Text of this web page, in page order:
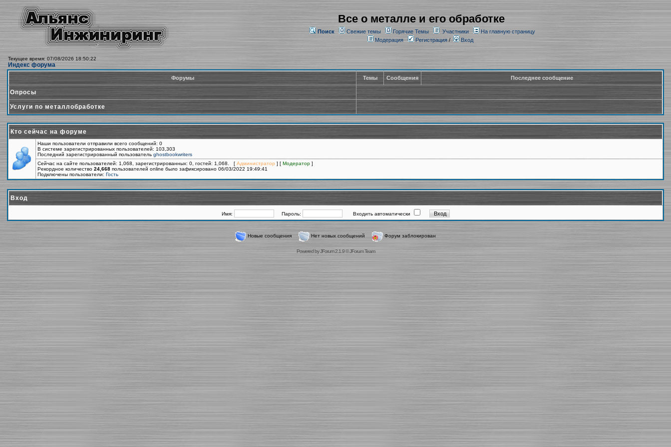
Все о металле и его обработке
Поиск Свежие темы Горячие Темы Участники
На главную страницу
Модерация
Регистрация/ Вход
Текущее время: 07/08/2026 18:50:22
Индекс форума
Форумы Темы Сообщения Последнее сообщение
Опросы
Услуги по металлобработке
Кто сейчас на форуме
Наши пользователи отправили всего сообщений: 0
В системе зарегистрированных пользователей: 103,303
Последний зарегистрированный пользователь ghostbookwriters
Сейчас на сайте пользователей: 1,068, зарегистрированных: 0, гостей: 1,068. [ Администратор ] [ Модератор ]
Рекордное количество 24,668 пользователей online было зафиксировано 06/03/2022 19:49:41
Подключены пользователи: Гость
Вход
Имя: Пароль: Входить автоматически
Новые сообщения Нет новых сообщений Форум заблокирован
Powered byJForum 2.1.9©JForum Team